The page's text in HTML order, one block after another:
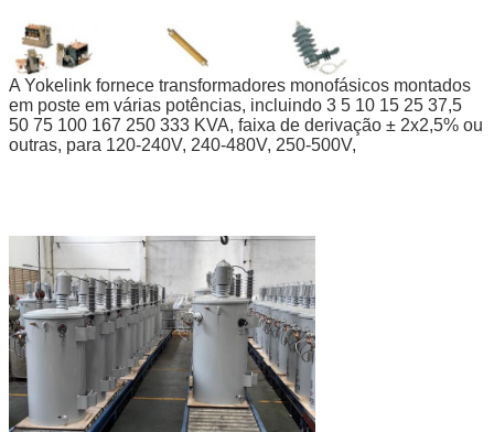
A Yokelink fornece transformadores monofásicos montados
em poste em várias potências, incluindo 3 5 10 15 25 37,5
50 75 100 167 250 333 KVA, faixa de derivação ± 2x2,5% ou
outras, para 120-240V, 240-480V, 250-500V,